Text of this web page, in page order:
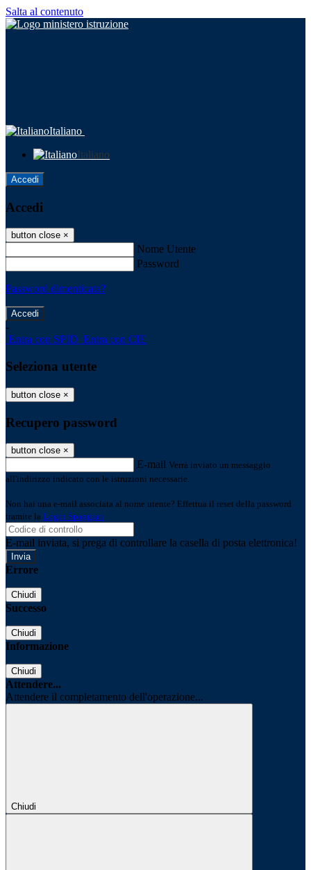
Salta al contenuto
Italiano
Italiano
Accedi
Accedi
button close ×
Nome Utente
Password
Password dimenticata?
-
Entra con SPID Entra con CIE
Seleziona utente
button close ×
Recupero password
button close ×
E-mail Verrà inviato un messaggio
all'indirizzo indicato con le istruzioni necessarie.
Non hai una e-mail associata al nome utente? Effettua il reset della password
tramite la Login Spaggiari
E-mail inviata, si prega di controllare la casella di posta elettronica!
Errore
Chiudi
Successo
Chiudi
Informazione
Chiudi
Attendere...
Attendere il completamento dell'operazione...
Chiudi